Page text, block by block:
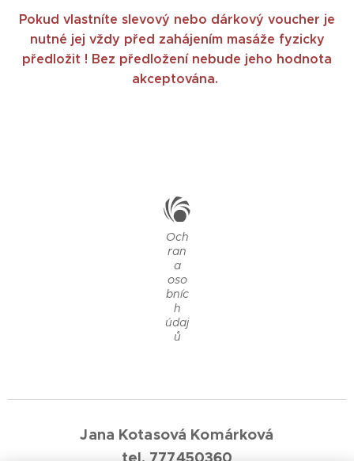
Pokud vlastníte slevový nebo dárkový voucher je
nutné jej vždy před zahájením masáže fyzicky
předložit ! Bez předložení nebude jeho hodnota
akceptována.
Och
ran
a
oso
bníc
h
údaj
ů
Jana Kotasová Komárková